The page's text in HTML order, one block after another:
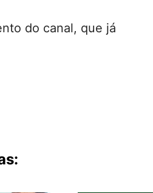
do canal, que já